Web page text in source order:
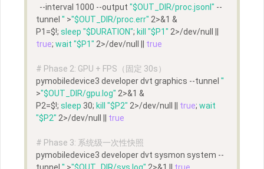
  --interval 1000 --output
"$OUT_DIR/proc.jsonl" --
tunnel '' >"$OUT_DIR/proc.err" 2>&1 &
P1=$!; sleep "$DURATION"; kill "$P1"
true; wait "$P1" 2>/dev/null || true
# Phase 2: GPU + FPS（固定 30s）
pymobiledevice3 developer dvt graphics --tunnel ''
>"$OUT_DIR/gpu.log" 2>&1 &
P2=$!; sleep 30; kill "$P2" 2>/dev/null || true; wait
"$P2" 2>/dev/null || true
# Phase 3: 系统级一次性快照
pymobiledevice3 developer dvt sysmon system --